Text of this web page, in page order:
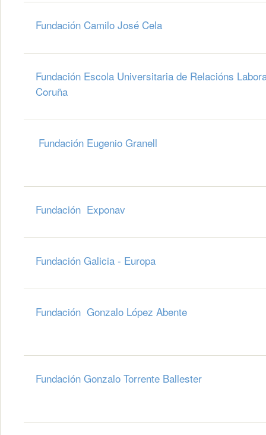
Fundación Camilo José Cela
Fundación Escola Universitaria de Relacións
Coruña
Fundación Eugenio Granell
Fundación Exponav
Fundación Galicia - Europa
Fundación Gonzalo López Abente
Fundación Gonzalo Torrente Ballester